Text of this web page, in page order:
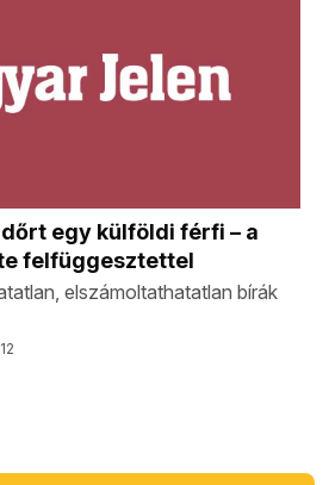
egy külföldi férfi – a
felfüggesztettel
elszámoltathatatlan bírák